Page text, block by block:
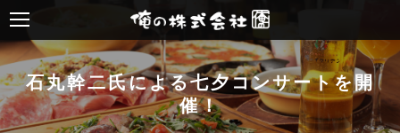
石丸幹二氏による七夕コンサートを開
催！